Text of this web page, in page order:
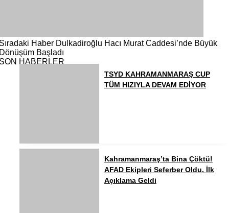
Haber Dulkadiroğlu Hacı Murat Caddesi’nde Büyük
Başladı
HABERLER
TSYD KAHRAMANMARAŞ CUP
TÜM HIZIYLA DEVAM EDİYOR
Kahramanmaraş’ta Bina Çöktü!
AFAD Ekipleri Seferber Oldu, İlk
Açıklama Geldi